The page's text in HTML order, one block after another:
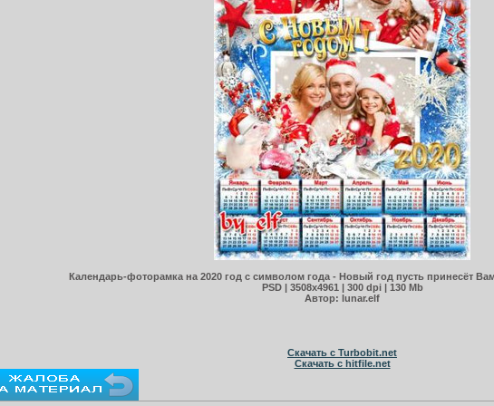
Календарь-фоторамка на 2020 год с символом года - Новый год пусть принесёт
PSD | 3508x4961 | 300 dpi | 130 Mb
Автор: lunar.elf
Скачать с Turbobit.net
Скачать с hitfile.net